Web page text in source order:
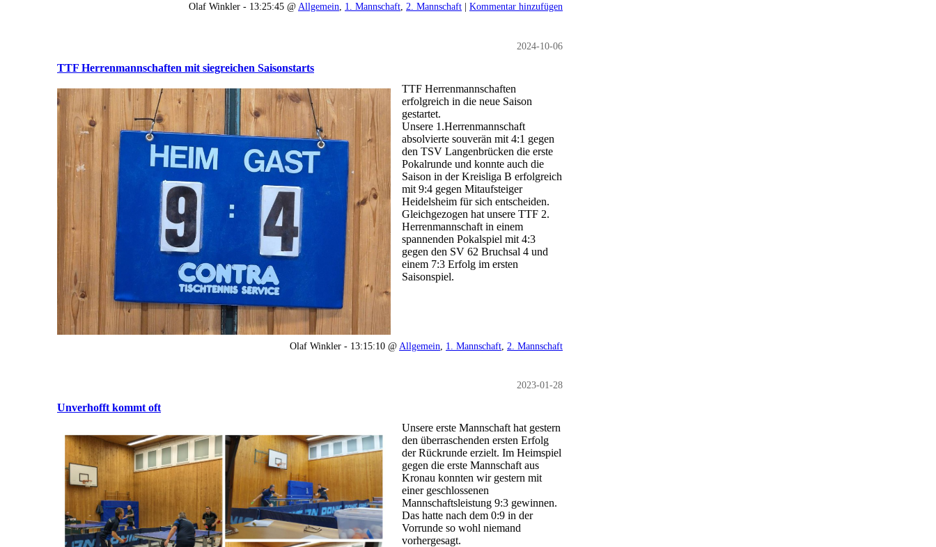
Olaf Winkler - 13:25:45 @Allgemein, 1. Mannschaft, 2. Mannschaft | Kommentar hinzufügen
2024-10-06
TTF Herrenmannschaften mit siegreichen Saisonstarts
TTF Herrenmannschaften
erfolgreich in die neue Saison
gestartet.
Unsere 1.Herrenmannschaft
absolvierte souverän mit 4:1 gegen
den TSV Langenbrücken die erste
Pokalrunde und konnte auch die
Saison in der Kreisliga B erfolgreich
mit 9:4 gegen Mitaufsteiger
Heidelsheim für sich entscheiden.
Gleichgezogen hat unsere TTF 2.
Herrenmannschaft in einem
spannenden Pokalspiel mit 4:3
gegen den SV 62 Bruchsal 4 und
einem 7:3 Erfolg im ersten
Saisonspiel.
Olaf Winkler - 13:15:10 @ Allgemein 1. Mannschaft 2. Mannschaft
2023-01-28
Unverhofft kommt oft
Unsere erste Mannschaft hat gestern
den überraschenden ersten Erfolg
der Rückrunde erzielt. Im Heimspiel
gegen die erste Mannschaft aus
Kronau konnten wir gestern mit
einer geschlossenen
Mannschaftsleistung 9:3 gewinnen.
Das hatte nach dem 0:9 in der
Vorrunde so wohl niemand
vorhergesagt.